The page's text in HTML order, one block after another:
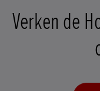
Verken de